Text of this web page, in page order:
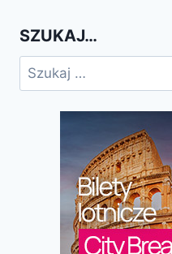
SZUKAJ…
Szukaj: